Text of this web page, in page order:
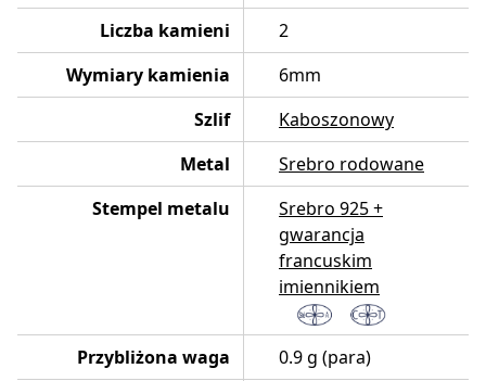
Liczba kamieni
2
Wymiary kamienia
6mm
Szlif
Kaboszonowy
Metal
Srebro rodowane
Stempel metalu
Srebro 925 +
gwarancja
francuskim
imiennikiem
Przybliżona waga
0.9 g (para)